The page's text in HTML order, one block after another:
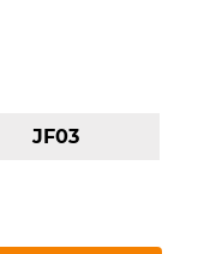
JF03